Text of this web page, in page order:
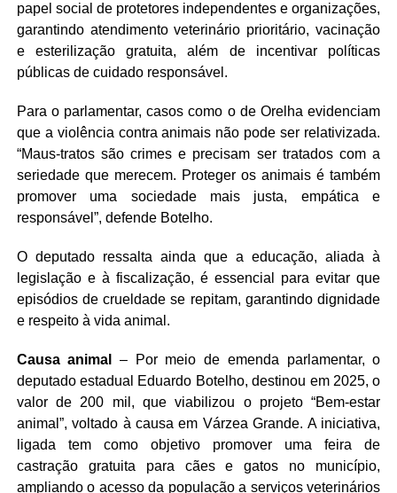
papel social de protetores independentes e organizações,
garantindo atendimento veterinário prioritário, vacinação
e esterilização gratuita, além de incentivar políticas
públicas de cuidado responsável.
Para o parlamentar, casos como o de Orelha evidenciam
que a violência contra animais não pode ser relativizada.
“Maus-tratos são crimes e precisam ser tratados com a
seriedade que merecem. Proteger os animais é também
promover uma sociedade mais justa, empática e
responsável”, defende Botelho.
O deputado ressalta ainda que a educação, aliada à
legislação e à fiscalização, é essencial para evitar que
episódios de crueldade se repitam, garantindo dignidade
e respeito à vida animal.
Causa animal
– Por meio de emenda parlamentar, o
deputado estadual Eduardo Botelho, destinou em 2025, o
valor de 200 mil, que viabilizou o projeto “Bem-estar
animal”, voltado à causa em Várzea Grande. A iniciativa,
ligada tem como objetivo promover uma feira de
castração gratuita para cães e gatos no município,
ampliando o acesso da população a serviços veterinários